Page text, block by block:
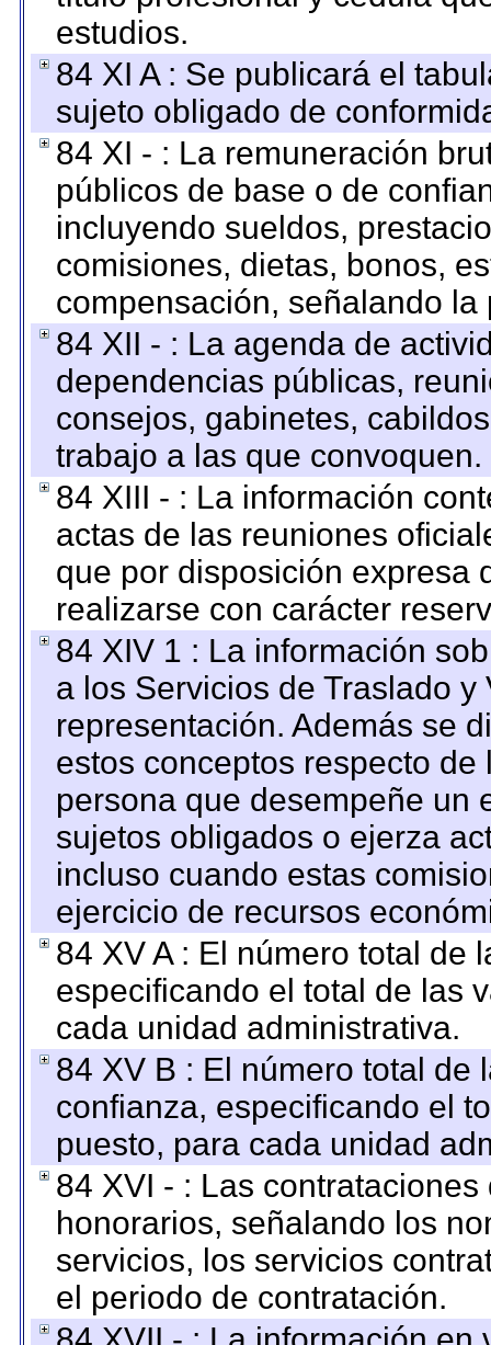
estudios.
84 XI A : Se publicará el
sujeto obligado de
84 XI - : La remuneración
públicos de base o de
incluyendo sueldos,
comisiones, dietas, bonos,
compensación, señalando
84 XII - : La agenda de
dependencias públicas,
consejos, gabinetes,
trabajo a las que convoquen.
84 XIII - : La información
actas de las reuniones
que por disposición expresa
realizarse con carácter
84 XIV 1 : La información
a los Servicios de Traslado
representación. Además se
estos conceptos respecto
persona que desempeñe un
sujetos obligados o ejerza
incluso cuando estas
ejercicio de recursos
84 XV A : El número total de
especificando el total de las
cada unidad administrativa.
84 XV B : El número total de
confianza, especificando el
puesto, para cada unidad
84 XVI - : Las
honorarios, señalando los
servicios, los servicios
el periodo de contratación.